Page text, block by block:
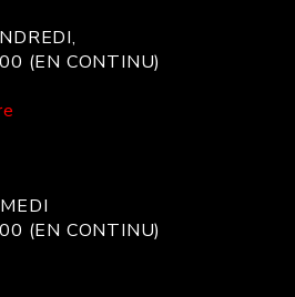
(EN CONTINU)
(EN CONTINU)